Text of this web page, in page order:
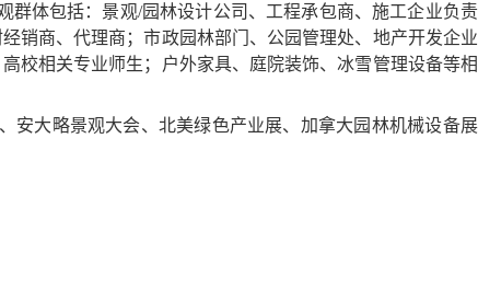
群体包括：景观/园林设计公司、工程承包商、施工企业负
销商、代理商；市政园林部门、公园管理处、地产开发企
校相关专业师生；户外家具、庭院装饰、冰雪管理设备等
安大略景观大会、北美绿色产业展、加拿大园林机械设备